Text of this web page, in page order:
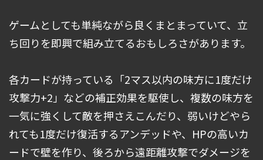
ゲームとしても単純ながら良くまとまっていて、立
ち回りを即興で組み立てるおもしろさがあります。
各カードが持っている「2マス以内の味方に1度だけ
攻撃力+2」などの補正効果を駆使し、複数の味方を
一気に強くして敵を押さえこんだり、弱いけどやら
れても1度だけ復活するアンデッドや、HPの高いカ
ードで壁を作り、後ろから遠距離攻撃でダメージを